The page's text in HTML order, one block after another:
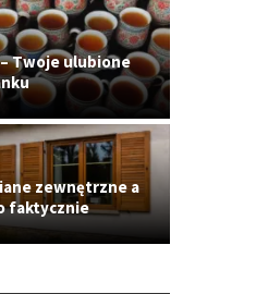
Twoje ulubione
zewnętrzne a
faktycznie